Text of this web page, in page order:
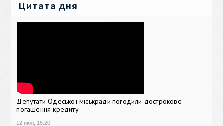
Цитата дня
Депутати Одеської міськради погодили дострокове
погашення кредиту
12 июл, 15:20